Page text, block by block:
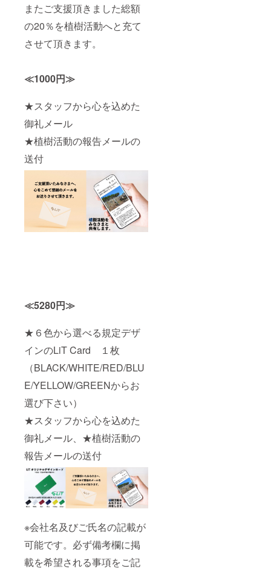
またご支援頂きました総額
の20％を植樹活動へと充て
させて頂きます。
≪1000円≫
★スタッフから心を込めた
御礼メール
★植樹活動の報告メールの
送付
≪5280円≫
★６色から選べる規定デザ
インのLiT Card １枚
（BLACK/WHITE/RED/BLU
E/YELLOW/GREENからお
選び下さい）
★スタッフから心を込めた
御礼メール、★植樹活動の
報告メールの送付
※会社名及びご氏名の記載が
可能です。必ず備考欄に掲
載を希望される事項をご記